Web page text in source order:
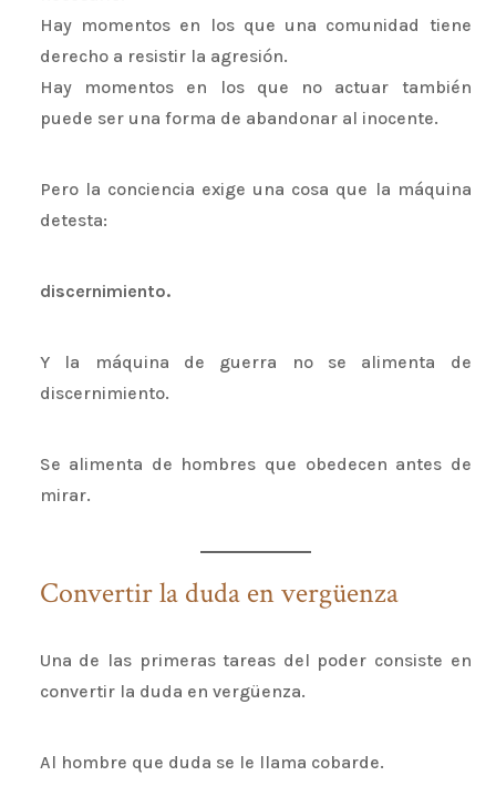
Hay momentos en los que una comunidad tiene
derecho a resistir la agresión.
Hay momentos en los que no actuar también
puede ser una forma de abandonar al inocente.
Pero la conciencia exige una cosa que la máquina
detesta:
discernimiento.
Y la máquina de guerra no se alimenta de
discernimiento.
Se alimenta de hombres que obedecen antes de
mirar.
Convertir la duda en vergüenza
Una de las primeras tareas del poder consiste en
convertir la duda en vergüenza.
Al hombre que duda se le llama cobarde.